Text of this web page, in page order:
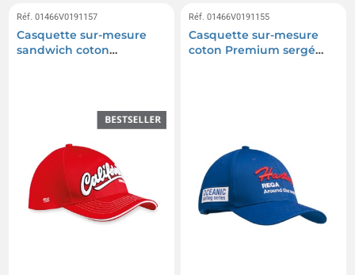
Réf. 01466V0191157
Casquette sur-mesure
sandwich coton
Réf. 01466V0191155
Casquette sur-mesure
coton Premium sergé